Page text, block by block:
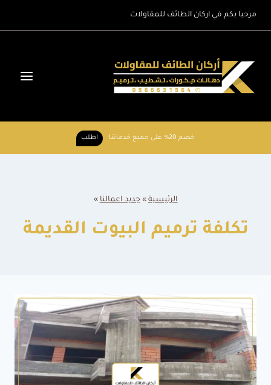
مرحبا بكم في اركان الطائف للمقاولات
خصم 20% على جميع خدماتنا اطلب
الرئيسية »جديد اعمالنا »
تكلفة ترميم البيوت القديمة